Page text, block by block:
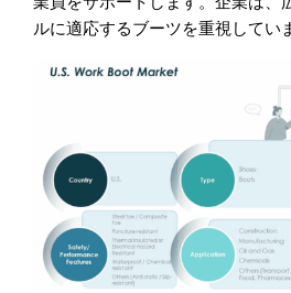
ルに適応するブーツを重視してい